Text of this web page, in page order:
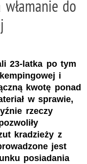
do
23-latka po tym
i
kwotę ponad
w sprawie,
rzeczy
kradzieży z
jest
posiadania